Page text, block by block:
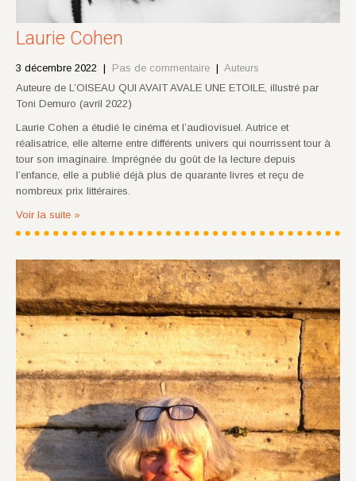
Laurie Cohen
3 décembre 2022 | Pas de commentaire | Auteurs
Auteure de L’OISEAU QUI AVAIT AVALE UNE ETOILE, illustré par
Toni Demuro (avril 2022)
Laurie Cohen a étudié le cinéma et l’audiovisuel. Autrice et
réalisatrice, elle alterne entre différents univers qui nourrissent tour à
tour son imaginaire. Imprégnée du goût de la lecture depuis
l’enfance, elle a publié déjà plus de quarante livres et reçu de
nombreux prix littéraires.
Voir la suite »